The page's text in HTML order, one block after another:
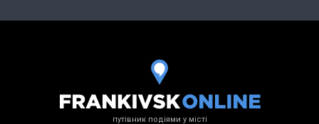
путівник подіями у місті